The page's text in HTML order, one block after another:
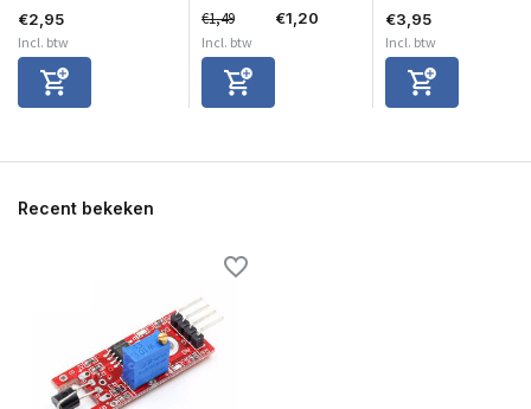
€2,95
Incl. btw
€1,49 €1,20
Incl. btw
€3,95
Incl. btw
Recent bekeken